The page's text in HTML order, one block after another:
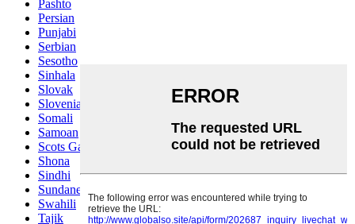
Pashto
Persian
Punjabi
Serbian
Sesotho
Sinhala
Slovak
Slovenian
Somali
Samoan
Scots Gaelic
Shona
Sindhi
Sundanese
Swahili
Tajik